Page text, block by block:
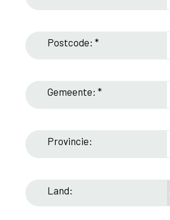
Postcode: *
Gemeente: *
Provincie:
Land: